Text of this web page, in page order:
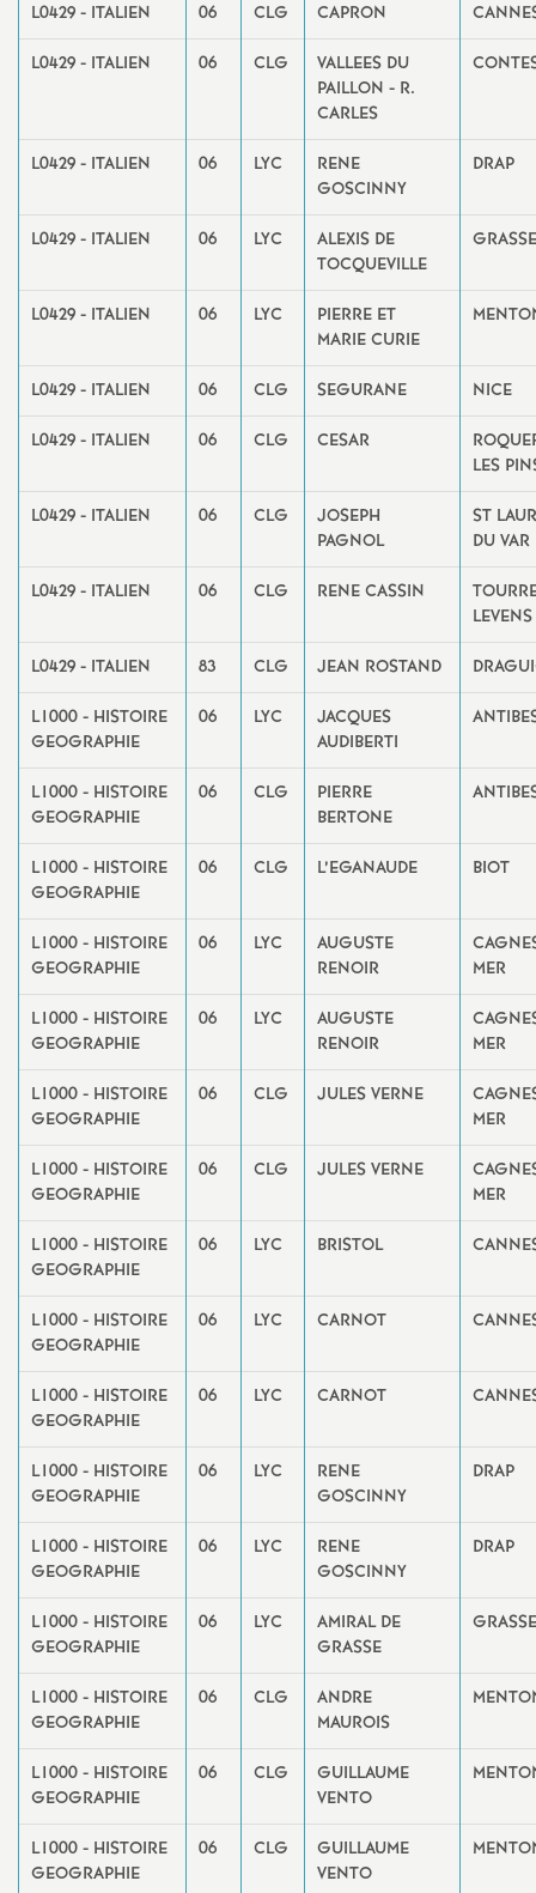
L0429 - ITALIEN 06 CLG CAPRON
L0429 - ITALIEN 06 CLG
VALLEES DU
PAILLON - R.
CARLES
L0429 - ITALIEN 06 LYC
RENE
GOSCINNY
DRAP
L0429 - ITALIEN 06 LYC
ALEXIS DE
TOCQUEVILLE
GRASSE
L0429 - ITALIEN 06 LYC
PIERRE ET
MARIE CURIE
L0429 - ITALIEN 06 CLG SEGURANE NICE
L0429 - ITALIEN 06 CLG CESAR
LES
L0429 - ITALIEN 06 CLG
JOSEPH
PAGNOL
ST
DU VAR
L0429 - ITALIEN 06 CLG RENE CASSIN
LEVENS
L0429 - ITALIEN 83 CLG JEAN ROSTAND
L1000 - HISTOIRE
GEOGRAPHIE
06 LYC
JACQUES
AUDIBERTI
L1000 - HISTOIRE
GEOGRAPHIE
06 CLG
PIERRE
BERTONE
L1000 - HISTOIRE
GEOGRAPHIE
06 CLG L’EGANAUDE BIOT
L1000 - HISTOIRE
GEOGRAPHIE
06 LYC
AUGUSTE
RENOIR
MER
L1000 - HISTOIRE
GEOGRAPHIE
06 LYC
AUGUSTE
RENOIR
MER
L1000 - HISTOIRE
GEOGRAPHIE
06 CLG JULES VERNE
MER
L1000 - HISTOIRE
GEOGRAPHIE
06 CLG JULES VERNE
MER
L1000 - HISTOIRE
GEOGRAPHIE
06 LYC BRISTOL
L1000 - HISTOIRE
GEOGRAPHIE
06 LYC CARNOT
L1000 - HISTOIRE
GEOGRAPHIE
06 LYC CARNOT
L1000 - HISTOIRE
GEOGRAPHIE
06 LYC
RENE
GOSCINNY
DRAP
L1000 - HISTOIRE
GEOGRAPHIE
06 LYC
RENE
GOSCINNY
DRAP
L1000 - HISTOIRE
GEOGRAPHIE
06 LYC
AMIRAL DE
GRASSE
GRASSE
L1000 - HISTOIRE
GEOGRAPHIE
06 CLG
ANDRE
MAUROIS
L1000 - HISTOIRE
GEOGRAPHIE
06 CLG
GUILLAUME
VENTO
L1000 - HISTOIRE
GEOGRAPHIE
06 CLG
GUILLAUME
VENTO